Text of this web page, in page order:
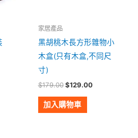
家居產品
黑胡桃木長方形雜物小
木盒(只有木盒,不同尺
寸)
$179.00 $129.00
加入購物車